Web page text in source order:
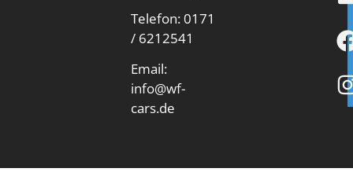
Telefon: 0171
/ 6212541
Email:
info@wf-
cars.de